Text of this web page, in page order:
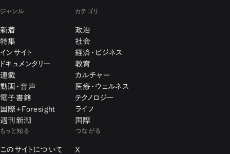
ジャンル
新着
特集
インサイト
ドキュメンタリー
連載
動画・音声
電子書籍
国際+Foresight
週刊新潮
カテゴリ
政治
社会
経済・ビジネス
教育
カルチャー
医療・ウェルネス
テクノロジー
ライフ
国際
もっと知る
このサイトについて
つながる
X